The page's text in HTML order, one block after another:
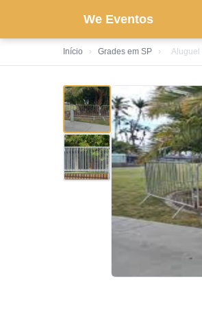
We Eventos
Início › Grades em SP › Aluguel